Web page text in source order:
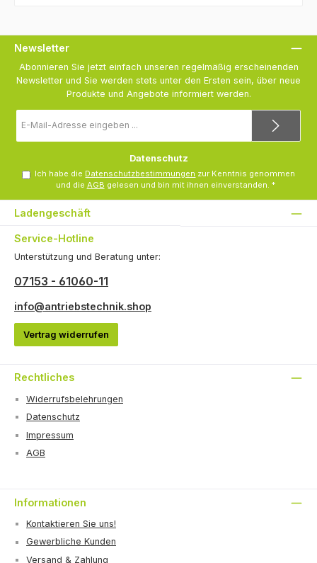
Newsletter
Abonnieren Sie jetzt einfach unseren regelmäßig erscheinenden
Newsletter und Sie werden stets unter den Ersten sein, über neue
Produkte und Angebote informiert werden.
Mail-
Adresse
Datenschutz
Ich habe die Datenschutzbestimmungen zur Kenntnis genommen
und die AGB gelesen und bin mit ihnen einverstanden. *
Ladengeschäft
Service-Hotline
Unterstützung und Beratung unter:
07153 - 61060-11
info@antriebstechnik.shop
Vertrag widerrufen
Rechtliches
Widerrufsbelehrungen
Datenschutz
Impressum
AGB
Informationen
Kontaktieren Sie uns!
Gewerbliche Kunden
Versand & Zahlung